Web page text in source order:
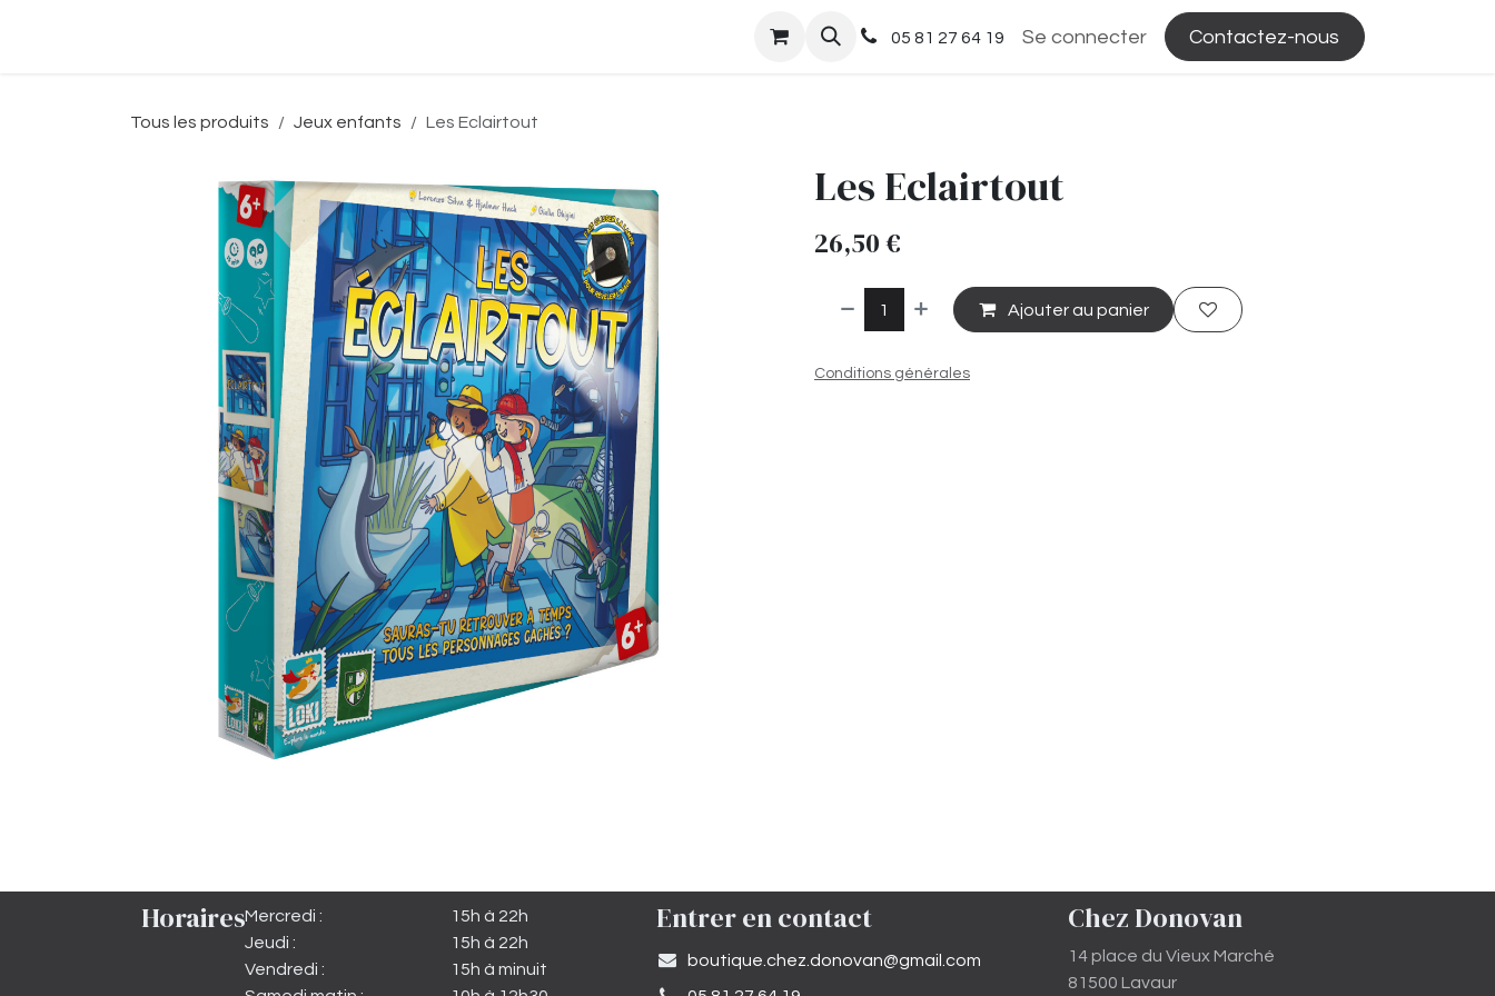
05 81 27 64 19 Se connecter Contactez-nous
Tous les produits Jeux enfants Les Eclairtout
Les Eclairtout
26,50€
Ajouter au panier
Conditions générales
HorairesMercredi :
Jeudi :
Vendredi :
15h à 22h
15h à 22h
15h à minuit
Entrer en contact
​boutique.chez.donovan@gmail.com​
Chez Donovan
14 place du Vieux Marché
81500 Lavaur